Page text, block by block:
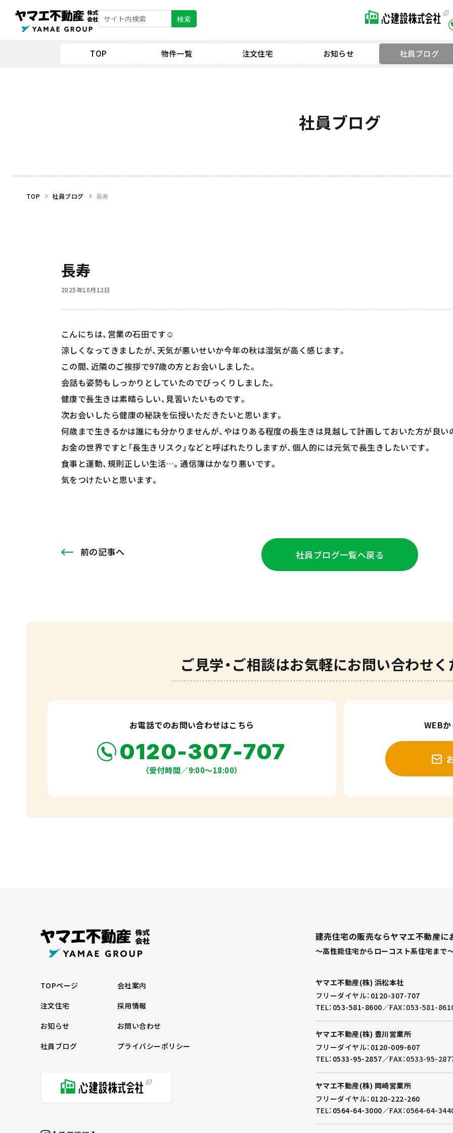
検索
TOP 物件一覧 注文住宅 お知らせ 社員ブログ
社員ブログ
TOP 社員ブログ 長寿
長寿
2025年10月12日
こんにちは、営業の石田です☺️
涼しくなってきましたが、天気が悪いせいか今年の秋は湿気が高く感じます。
この間、近隣のご挨拶で97歳の方とお会いしました。
会話も姿勢もしっかりとしていたのでびっくりしました。
健康で長生きは素晴らしい、見習いたいものです。
次お会いしたら健康の秘訣を伝授いただきたいと思います。
何歳まで生きるかは誰にも分かりませんが、やはりある程度の長生きは見越して計画しておいた方が良い
お金の世界ですと「長生きリスク」などと呼ばれたりしますが、個人的には元気で長生きしたいです。
食事と運動、規則正しい生活…。通信簿はかなり悪いです。
気をつけたいと思います。
前の記事へ 社員ブログ一覧へ戻る
ご見学・ご相談はお気軽にお問い合わせく
お電話でのお問い合わせはこちら
0120-307-707
（受付時間／9:00〜18:00）
WEB
TOPページ
会社案内
注文住宅
採用情報
お知らせ
お問い合わせ
社員ブログ
プライバシーポリシー
建売住宅の販売ならヤマエ不動産に
～高性能住宅からローコスト系住宅まで
ヤマエ不動産(株) 浜松本社
フリーダイヤル： 0120-307-707
TEL： 053-581-8600／FAX：053-581-
ヤマエ不動産(株) 豊川営業所
フリーダイヤル： 0120-009-607
TEL： 0533-95-2857／FAX：0533-95-
ヤマエ不動産(株) 岡崎営業所
フリーダイヤル： 0120-222-260
TEL： 0564-64-3000／FAX：0564-64-